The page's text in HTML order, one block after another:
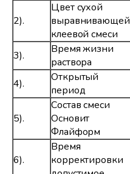
2).
Цвет сухой
выравнивающей
клеевой смеси
3).
Время жизни
раствора
4).
Открытый
период
5).
Состав смеси
Основит
Флайформ
6).
Время
корректировки